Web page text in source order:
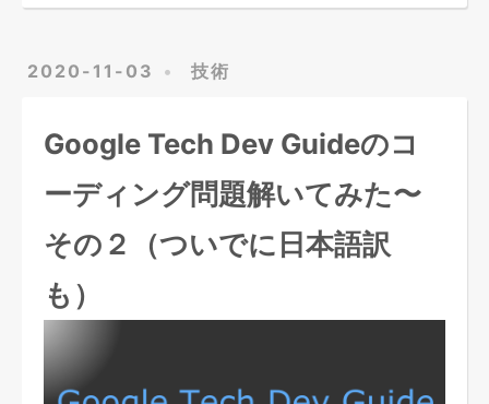
2020-11-03 技術
Google Tech Dev Guideのコ
ーディング問題解いてみた〜
その２（ついでに日本語訳
も）